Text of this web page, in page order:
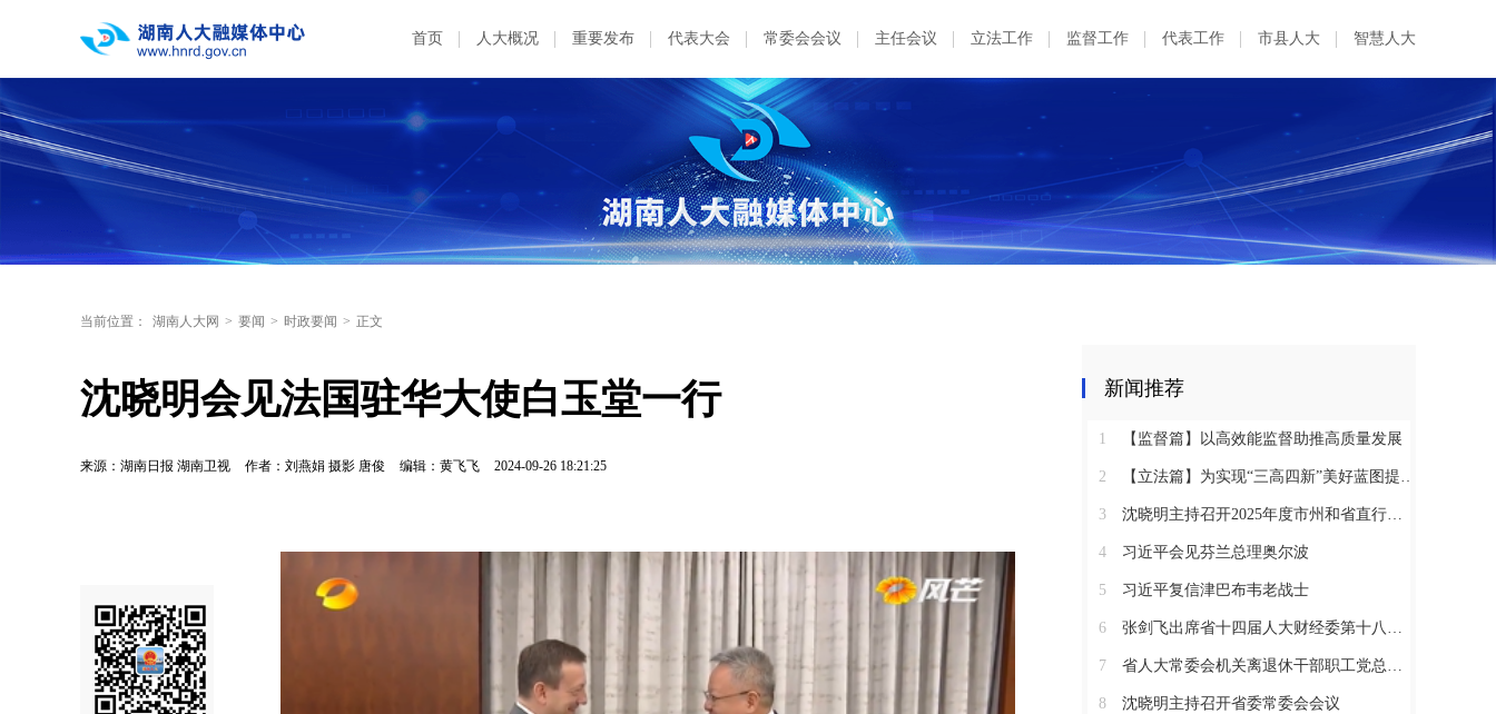
首页 人大概况 重要发布 代表大会 常委会会议 主任会议 立法工作 监督工作 代表工作 市县人大 智慧人大
当前位置： 湖南人大网 > 要闻 > 时政要闻 > 正文
沈晓明会见法国驻华大使白玉堂一行
来源：湖南日报 湖南卫视 作者：刘燕娟 摄影 唐俊 编辑：黄飞飞 2024-09-26 18:21:25
新闻推荐
1 【监督篇】以高效能监督助推高质量发展
2 【立法篇】为实现“三高四新”美好蓝图提供坚实法治保障
3 沈晓明主持召开2025年度市州和省直行业系统党（工）委书记抓基层党建工作述职评议会议
4 习近平会见芬兰总理奥尔波
5 习近平复信津巴布韦老战士
6 张剑飞出席省十四届人大财经委第十八次全体会议
7 省人大常委会机关离退休干部职工党总支召开2025年度总结表彰大会
8 沈晓明主持召开省委常委会会议